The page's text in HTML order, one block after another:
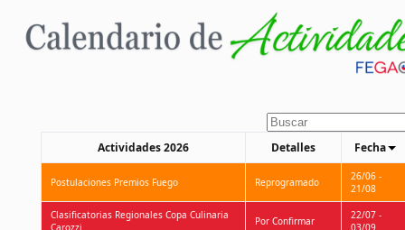
Buscar
Actividades 2026 Detalles Fecha
Postulaciones Premios Fuego Reprogramado
26/06 -
21/08
Clasificatorias Regionales Copa Culinaria
Carozzi
Por Confirmar
22/07 -
03/09